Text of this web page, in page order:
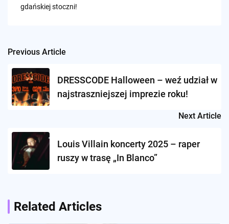
gdańskiej stoczni!
Post
navigation
Previous Article
DRESSCODE Halloween – weź udział w
najstraszniejszej imprezie roku!
Next Article
Louis Villain koncerty 2025 – raper
ruszy w trasę „In Blanco”
Related Articles